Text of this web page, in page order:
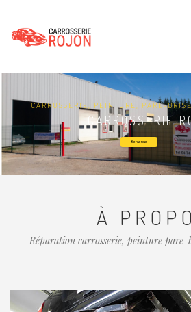
CARROSSERIE, PEINTURE, PARE-
CARROSSERIE
Bienvenue
À
Réparation carrosserie, peinture pare-